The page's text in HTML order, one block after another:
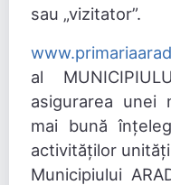
sau „vizitator”.
al
asigurarea unei
mai bună
activităților
Municipiului